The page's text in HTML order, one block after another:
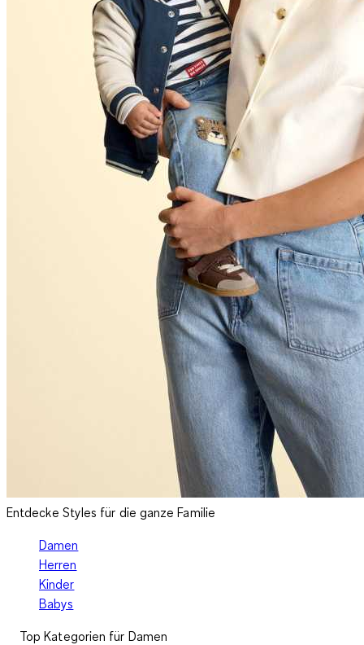
Entdecke Styles für die ganze Familie
Damen
Herren
Kinder
Babys
Top Kategorien für Damen